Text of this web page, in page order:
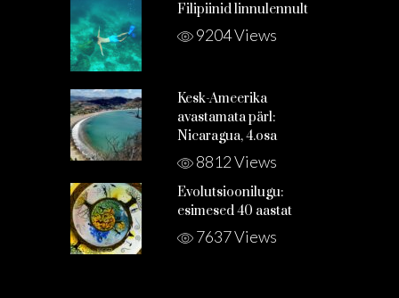
Filipiinid linnulennult
9204 Views
Kesk-Ameerika
avastamata pärl:
Nicaragua, 4.osa
8812 Views
Evolutsioonilugu:
esimesed 40 aastat
7637 Views